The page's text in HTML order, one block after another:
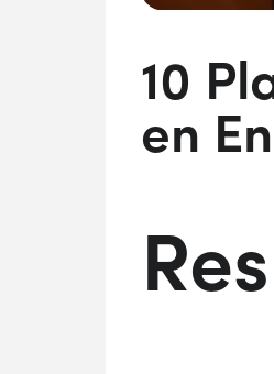
10
en